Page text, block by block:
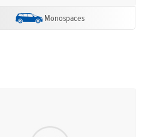
Monospaces